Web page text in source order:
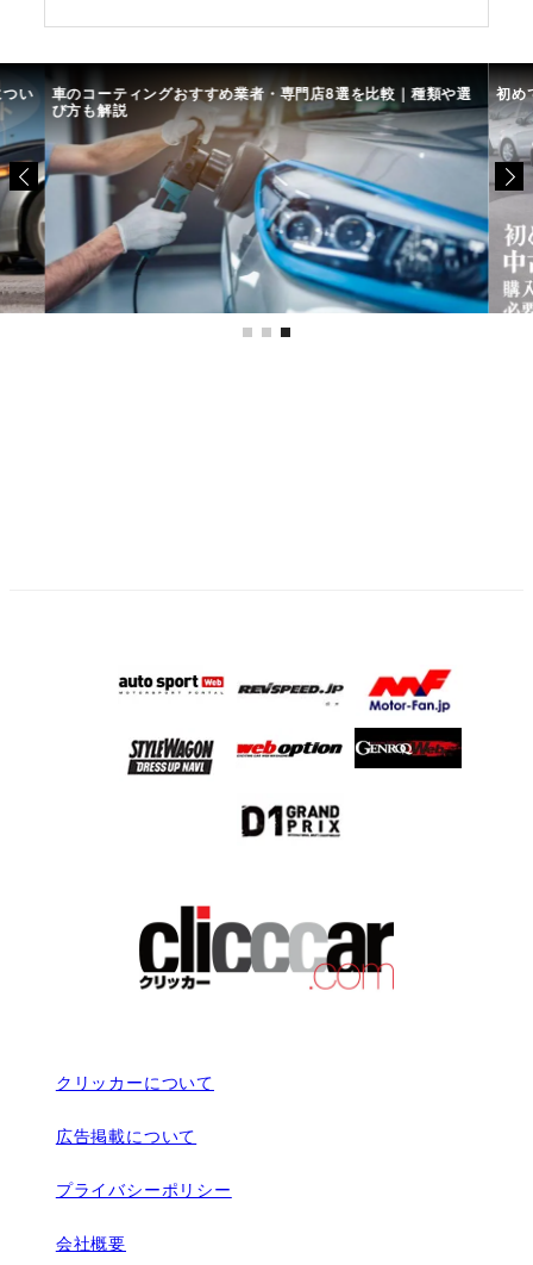
い 車のコーティングおすすめ業者・専門店8選を比較｜種類や選
び方も解説
初め
クリッカーについて
広告掲載について
プライバシーポリシー
会社概要